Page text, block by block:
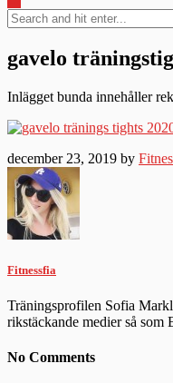
gavelo
Inlägget bunda innehåller
december 23, 2019 by
Fitnessfia
Träningsprofilen Sofia
rikstäckande medier så som
No Comments